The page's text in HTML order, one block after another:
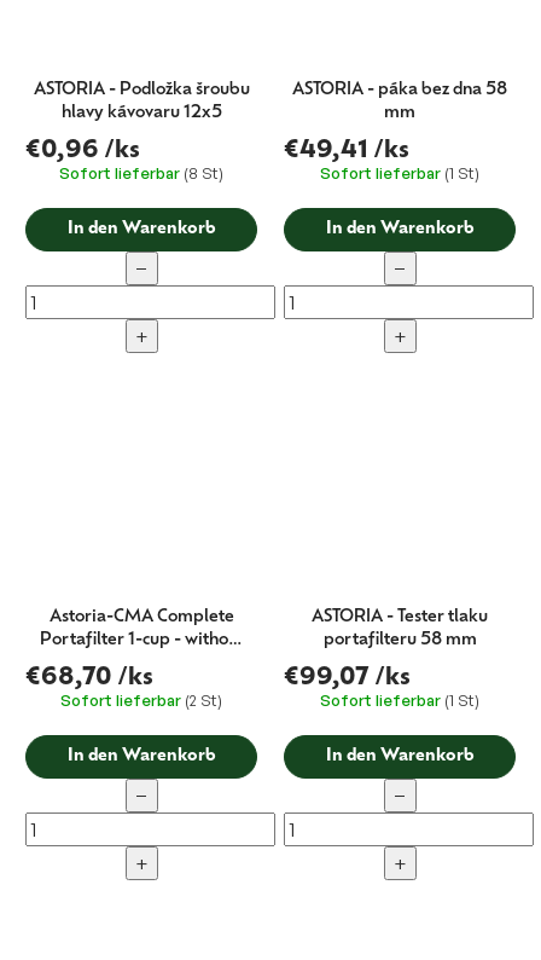
ASTORIA - Podložka šroubu
hlavy kávovaru 12x5
€0,96 /ks
Sofort lieferbar (8 St)
In den Warenkorb
−
+
ASTORIA - páka bez dna 58
mm
€49,41 /ks
Sofort lieferbar (1 St)
In den Warenkorb
−
+
Astoria-CMA Complete
Portafilter 1-cup - without
logo 58 mm
€68,70 /ks
Sofort lieferbar (2 St)
In den Warenkorb
−
+
ASTORIA - Tester tlaku
portafilteru 58 mm
€99,07 /ks
Sofort lieferbar (1 St)
In den Warenkorb
−
+